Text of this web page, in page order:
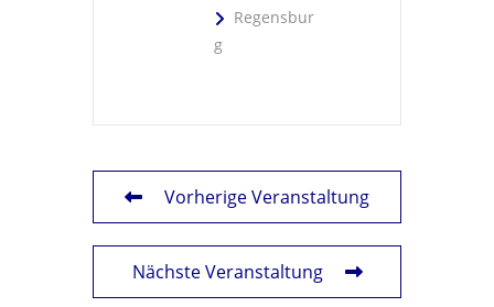
Regensbur
g
Vorherige Veranstaltung
Nächste Veranstaltung